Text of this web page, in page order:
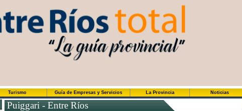
Turismo Guía de Empresas y Servicios La Provincia Noticias
Puiggari - Entre Ríos